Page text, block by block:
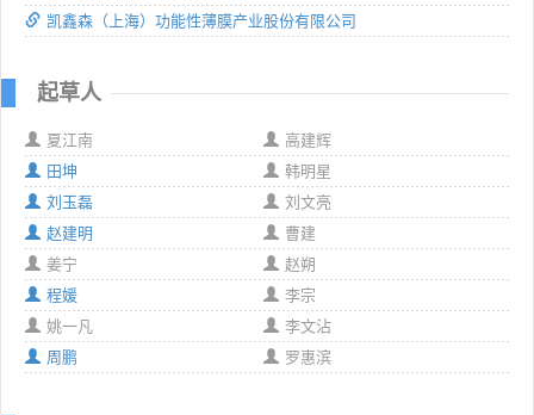
凯鑫森（上海）功能性薄膜产业股份有限公司
起草人
夏江南
高建辉
田坤
韩明星
刘玉磊
刘文亮
赵建明
曹建
姜宁
赵朔
程媛
李宗
姚一凡
李文沾
周鹏
罗惠滨